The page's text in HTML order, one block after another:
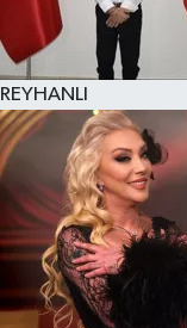
REYHANLI